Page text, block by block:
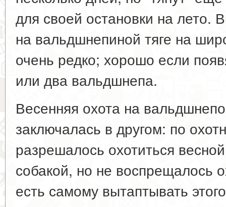
для своей остановки на лето.
на вальдшнепиной тяге на
очень редко; хорошо если
или два вальдшнепа.
Весенняя охота на
заключалась в другом: по
разрешалось охотиться
собакой, но не воспрещалось
есть самому вытаптывать